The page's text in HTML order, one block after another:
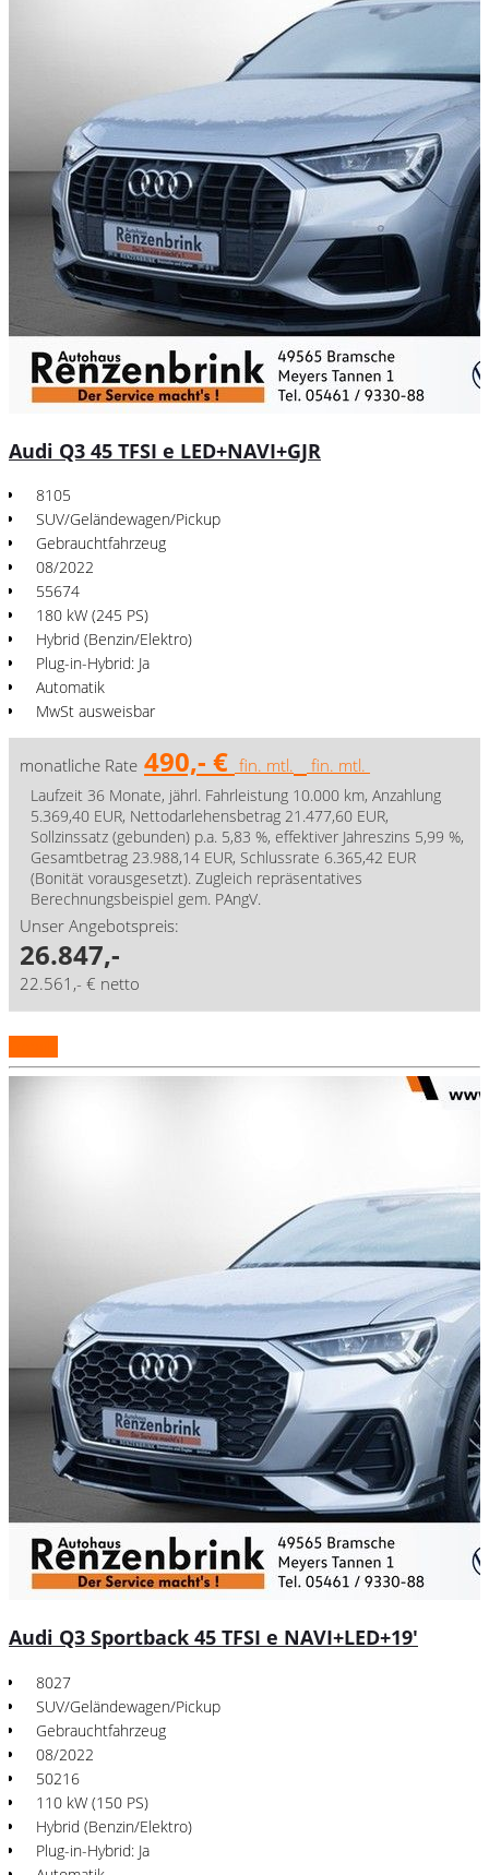
Audi Q3 45 TFSI e LED+NAVI+GJR
8105
SUV/Geländewagen/Pickup
Gebrauchtfahrzeug
08/2022
55674
180 kW (245 PS)
Hybrid (Benzin/Elektro)
Plug-in-Hybrid: Ja
Automatik
MwSt ausweisbar
monatliche Rate 490,- € fin. mtl. fin. mtl.
Laufzeit 36 Monate, jährl. Fahrleistung 10.000 km, Anzahlung
5.369,40 EUR, Nettodarlehensbetrag 21.477,60 EUR,
Sollzinssatz (gebunden) p.a. 5,83 %, effektiver Jahreszins 5,99 %,
Gesamtbetrag 23.988,14 EUR, Schlussrate 6.365,42 EUR
(Bonität vorausgesetzt). Zugleich repräsentatives
Berechnungsbeispiel gem. PAngV.
Unser Angebotspreis:
26.847,-
22.561,- € netto
Audi Q3 Sportback 45 TFSI e NAVI+LED+19'
8027
SUV/Geländewagen/Pickup
Gebrauchtfahrzeug
08/2022
50216
110 kW (150 PS)
Hybrid (Benzin/Elektro)
Plug-in-Hybrid: Ja